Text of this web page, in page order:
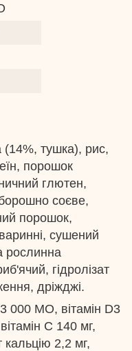
(14%, тушка), рис,
порошок
глютен,
соєве,
порошок,
сушений
рослинна
гідролізат
дріжджі.
000 МО, вітамін D3
C 140 мг,
кальцію 2,2 мг,